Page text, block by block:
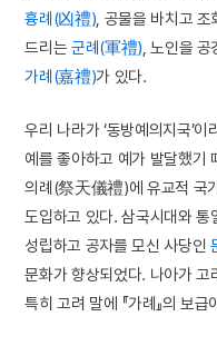
흉례(凶禮) , 공물을 바치고 조
드리는군례(軍禮) , 노인을
가례(嘉禮)가 있다.
우리 나라가 ‘동방예의지국’
예를 좋아하고 예가 발달했기
의례(祭天儀禮)에 유교적 국
도입하고 있다. 삼국시대와
성립하고 공자를 모신 사당인
문화가 향상되었다. 나아가 고
특히 고려 말에 『가례』의 보